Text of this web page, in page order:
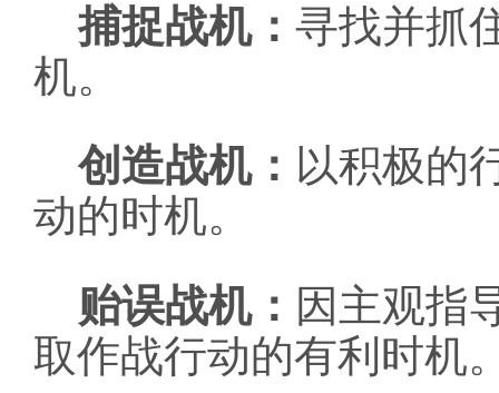
捕捉战机： 寻找并抓
机。
创造战机： 以积极的
动的时机。
贻误战机： 因主观指
取作战行动的有利时机